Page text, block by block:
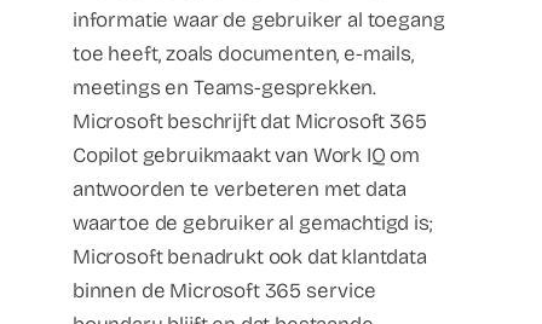
informatie waar de gebruiker al toegang
toe heeft, zoals documenten, e-mails,
meetings en Teams-gesprekken.
Microsoft beschrijft dat Microsoft 365
Copilot gebruikmaakt van Work IQ om
antwoorden te verbeteren met data
waartoe de gebruiker al gemachtigd is;
Microsoft benadrukt ook dat klantdata
binnen de Microsoft 365 service